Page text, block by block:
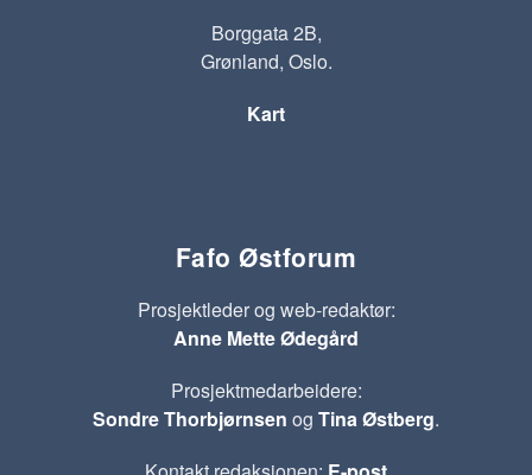
Borggata 2B,
Grønland, Oslo.
Kart
Fafo Østforum
Prosjektleder og web-redaktør:
Anne Mette Ødegård
Prosjektmedarbeidere:
Sondre Thorbjørnsen og Tina Østberg.